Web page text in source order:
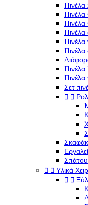
Πινέλα
Πινέλα
Σετ
 
  Υλικά
 